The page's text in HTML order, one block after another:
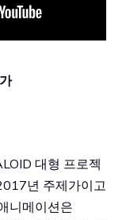
대형 프로젝
년 주제가이고
니메이션은